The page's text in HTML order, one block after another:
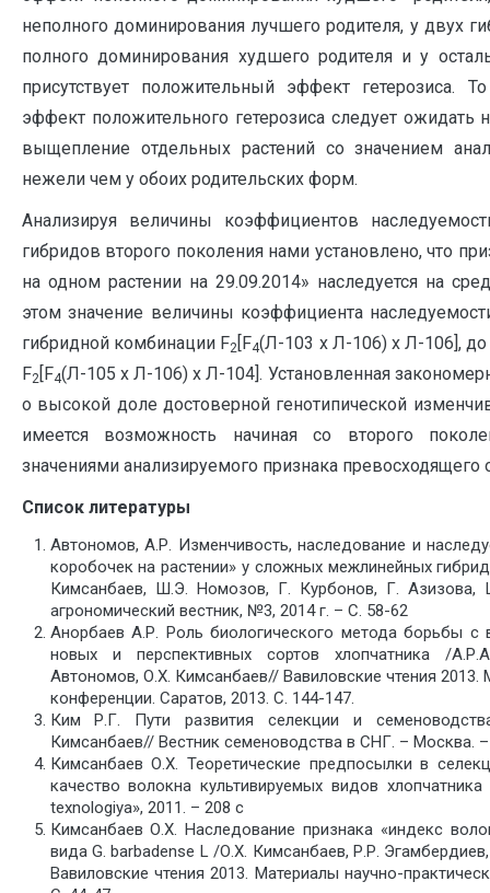
неполного доминирования лучшего родителя, у двух
полного доминирования худшего родителя и у
присутствует положительный эффект гетерозиса.
эффект положительного гетерозиса следует ожидать
выщепление отдельных растений со значением
нежели чем у обоих родительских форм.
Анализируя величины коэффициентов
гибридов второго поколения нами установлено, что
на одном растении на 29.09.2014» наследуется на
этом значение величины коэффициента
гибридной комбинации F2[F4(Л-103 х Л-106) х Л-106],
F2[F4(Л-105 х Л-106) х Л-104]. Установленная
о высокой доле достоверной генотипической
имеется возможность начиная со второго
значениями анализируемого признака
Список литературы
Автономов, А.Р. Изменчивость, наследование и
коробочек на растении» у сложных межлинейных
Кимсанбаев, Ш.Э. Номозов, Г. Курбонов, Г. Азизова,
агрономический вестник, №3, 2014 г. – С. 58-62
Анорбаев А.Р. Роль биологического метода борьбы с
новых и перспективных сортов хлопчатника /
Автономов, О.Х. Кимсанбаев// Вавиловские чтения 2013.
конференции. Саратов, 2013. С. 144-147.
Ким Р.Г. Пути развития селекции и
Кимсанбаев// Вестник семеноводства в СНГ. – Москва.
Кимсанбаев О.Х. Теоретические предпосылки в
качество волокна культивируемых видов
texnologiya», 2011. – 208 с
Кимсанбаев О.Х. Наследование признака «индекс
вида G. barbadense L /О.Х. Кимсанбаев, Р.Р.
Вавиловские чтения 2013. Материалы научно-